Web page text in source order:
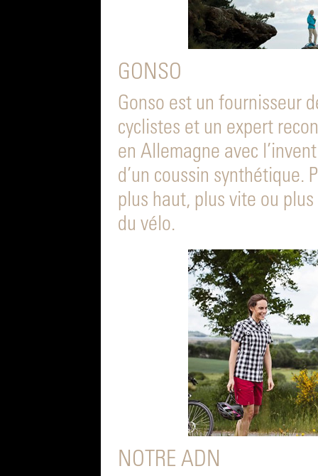
GONSO
Gonso est un fournisseur
cyclistes et un expert
en Allemagne avec
d’un coussin synthétique.
plus haut, plus vite ou
du vélo.
NOTRE ADN